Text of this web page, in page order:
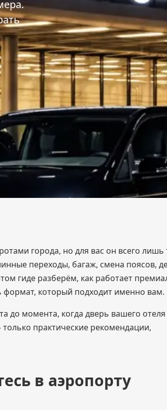
города, но для вас он всего лишь
переходы, багаж, смена поясов,
гидe разберём, как работает
формат, который подходит именно вам.
до момента, когда дверь вашего отеля
практические рекомендации,
в аэропорту